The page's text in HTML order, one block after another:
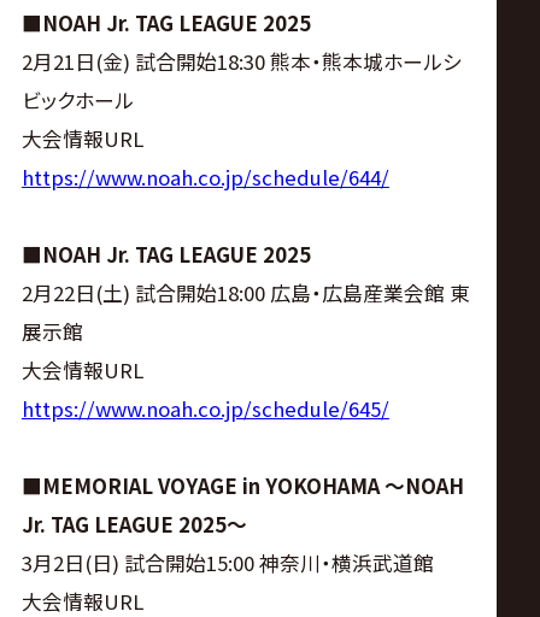
■NOAH Jr. TAG LEAGUE 2025
2月21日(金) 試合開始18:30 熊本・熊本城ホールシ
ビックホール
大会情報URL
https://www.noah.co.jp/schedule/644/
■NOAH Jr. TAG LEAGUE 2025
2月22日(土) 試合開始18:00 広島・広島産業会館 東
展示館
大会情報URL
https://www.noah.co.jp/schedule/645/
■MEMORIAL VOYAGE in YOKOHAMA ～NOAH
Jr. TAG LEAGUE 2025～
3月2日(日) 試合開始15:00 神奈川・横浜武道館
大会情報URL